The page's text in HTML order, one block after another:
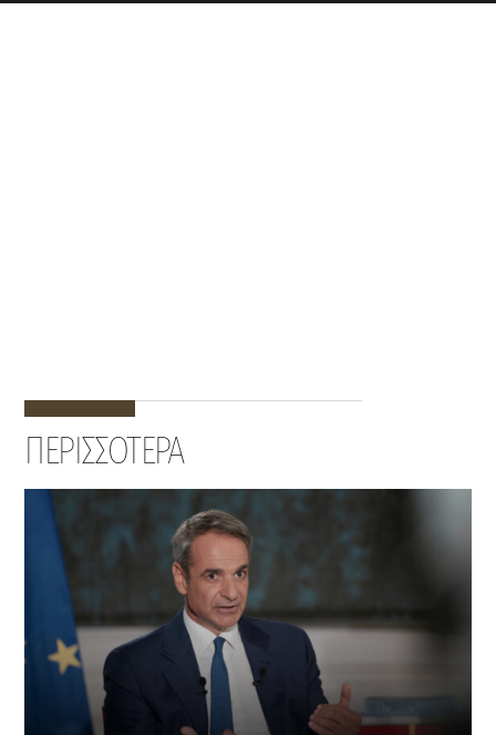
ΠΕΡΙΣΣΟΤΕΡΑ